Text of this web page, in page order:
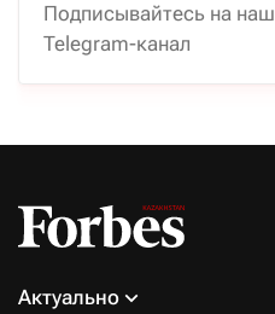
Подписывайтесь на наш
Telegram-канал
Актуально